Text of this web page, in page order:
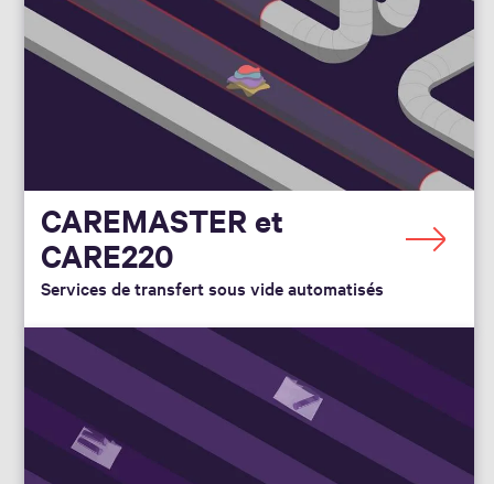
CAREMASTER et
CARE220
Services de transfert sous vide automatisés